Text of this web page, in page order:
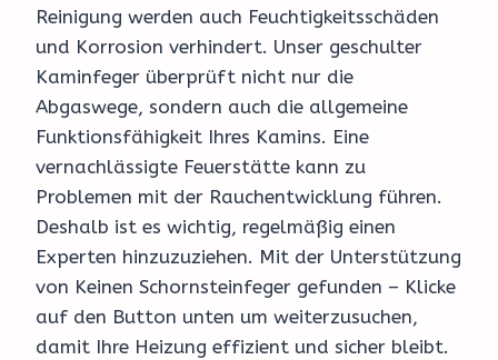
Reinigung werden auch Feuchtigkeitsschäden
und Korrosion verhindert. Unser geschulter
Kaminfeger überprüft nicht nur die
Abgaswege, sondern auch die allgemeine
Funktionsfähigkeit Ihres Kamins. Eine
vernachlässigte Feuerstätte kann zu
Problemen mit der Rauchentwicklung führen.
Deshalb ist es wichtig, regelmäßig einen
Experten hinzuzuziehen. Mit der Unterstützung
von Keinen Schornsteinfeger gefunden – Klicke
auf den Button unten um weiterzusuchen,
damit Ihre Heizung effizient und sicher bleibt.